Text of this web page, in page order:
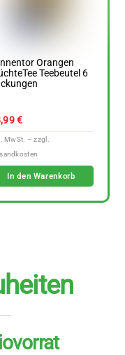
Orangen
Teebeutel 6
€
In den Warenkorb